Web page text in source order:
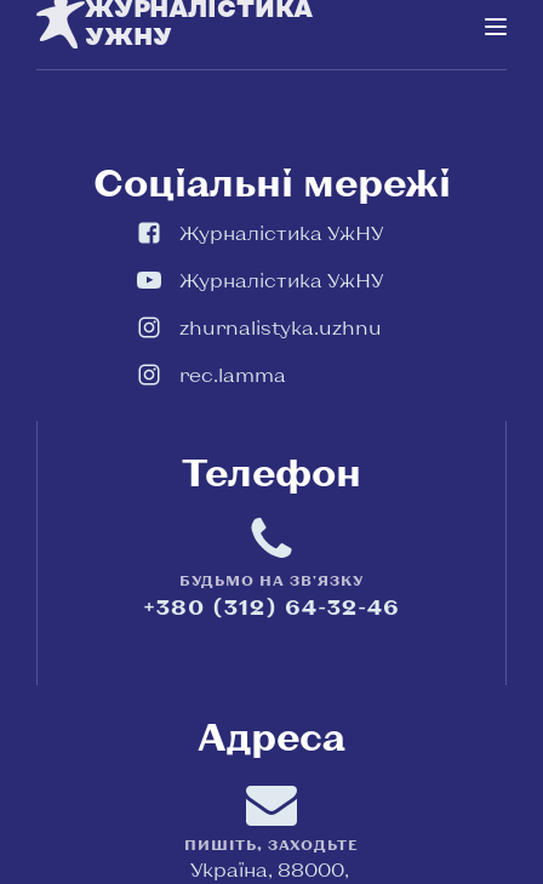
ЖУРНАЛІСТИКА
УЖНУ
Соціальні мережі
Журналістика УжНУ
Журналістика УжНУ
zhurnalistyka.uzhnu
rec.lamma
Телефон
БУДЬМО НА ЗВ'ЯЗКУ
+380 (312) 64-32-46
Адреса
ПИШІТЬ, ЗАХОДЬТЕ
Україна, 88000,